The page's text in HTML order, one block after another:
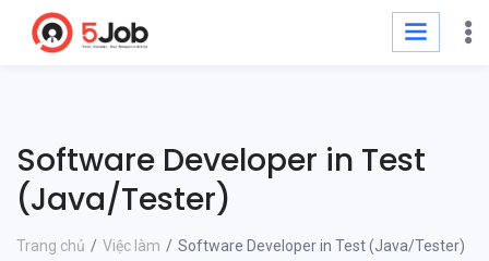
Software Developer in Test
(Java/Tester)
Trang chủ Việc làm Software Developer in Test (Java/Tester)